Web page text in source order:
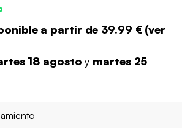
a partir de 39.99 €(ver
18 agostoy martes 25